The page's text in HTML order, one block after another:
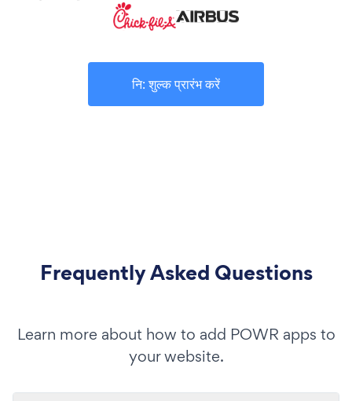
नि: शुल्क प्रारंभ करें
Frequently Asked Questions
Learn more about how to add POWR apps to
your website.